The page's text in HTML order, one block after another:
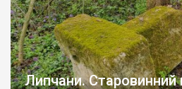
Липчани.